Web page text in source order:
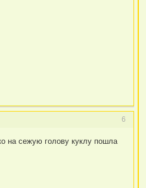
6
на сежую голову куклу пошла